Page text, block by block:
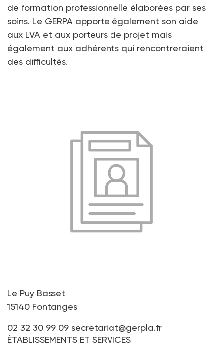
de formation professionnelle élaborées par ses
soins. Le GERPA apporte également son aide
aux LVA et aux porteurs de projet mais
également aux adhérents qui rencontreraient
des difficultés.
Le Puy Basset
15140 Fontanges
02 32 30 99 09 secretariat@gerpla.fr
ÉTABLISSEMENTS ET SERVICES